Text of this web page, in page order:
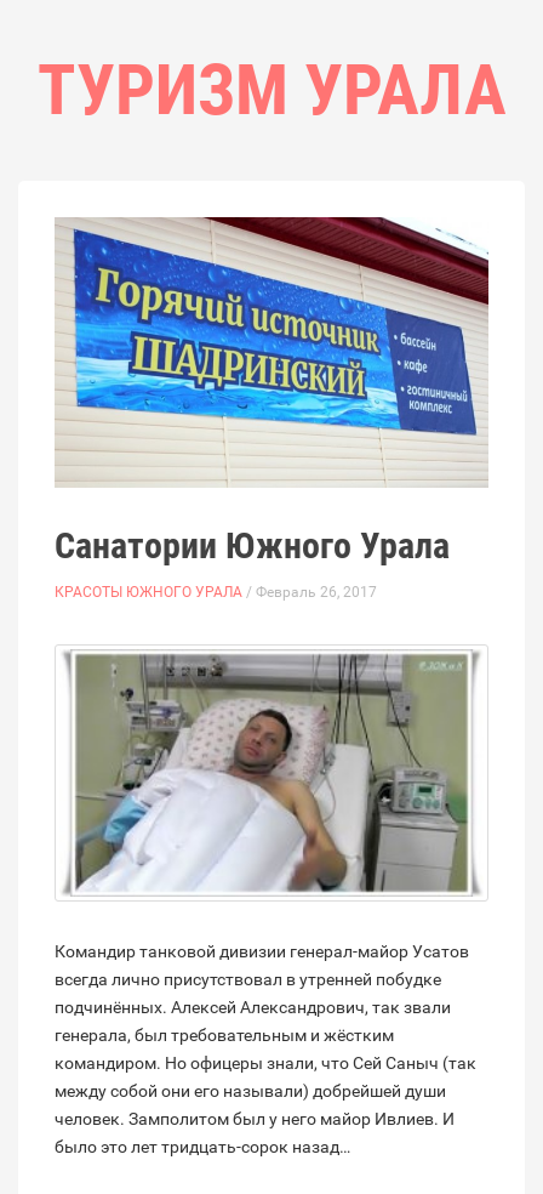
ТУРИЗМ УРАЛА
Санатории Южного Урала
КРАСОТЫ ЮЖНОГО УРАЛА / Февраль 26, 2017
Командир танковой дивизии генерал-майор Усатов
всегда лично присутствовал в утренней побудке
подчинённых. Алексей Александрович, так звали
генерала, был требовательным и жёстким
командиром. Но офицеры знали, что Сей Саныч (так
между собой они его называли) добрейшей души
человек. Замполитом был у него майор Ивлиев. И
было это лет тридцать-сорок назад…